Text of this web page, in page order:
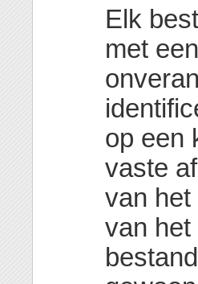
Elk
met een
op een
vaste
van het
van het